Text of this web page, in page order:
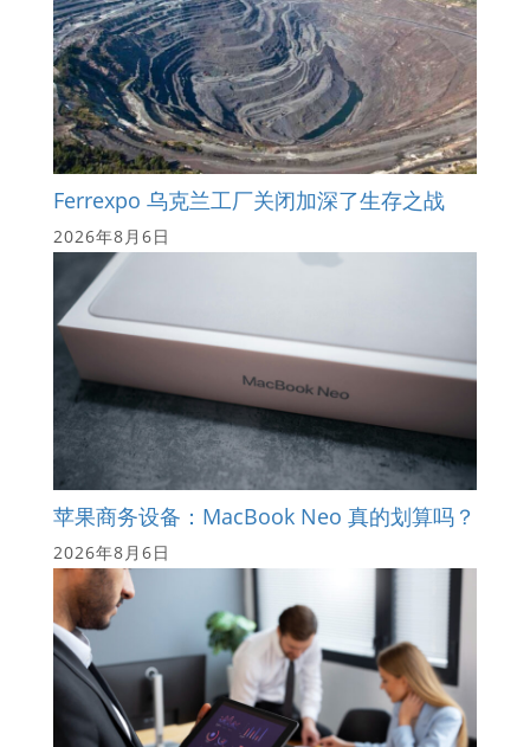
Ferrexpo 乌克兰工厂关闭加深了生存之战
2026年8月6日
苹果商务设备：MacBook Neo 真的划算吗？
2026年8月6日